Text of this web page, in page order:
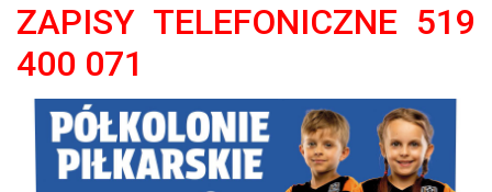
ZAPISY TELEFONICZNE 519
400 071